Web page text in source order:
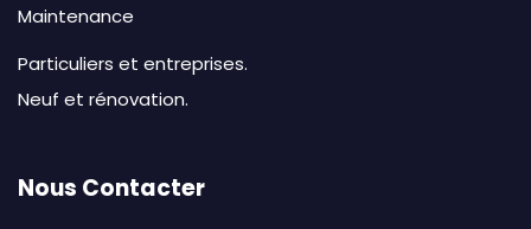
Maintenance
Particuliers et entreprises.
Neuf et rénovation.
Nous Contacter